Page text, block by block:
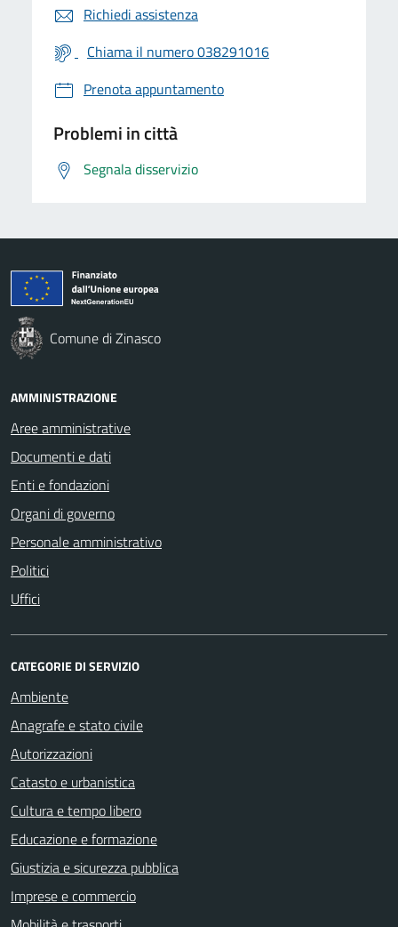
Richiedi assistenza
Chiama il numero 038291016
Prenota appuntamento
Problemi in città
Segnala disservizio
Comune di Zinasco
AMMINISTRAZIONE
Aree amministrative
Documenti e dati
Enti e fondazioni
Organi di governo
Personale amministrativo
Politici
Uffici
CATEGORIE DI SERVIZIO
Ambiente
Anagrafe e stato civile
Autorizzazioni
Catasto e urbanistica
Cultura e tempo libero
Educazione e formazione
Giustizia e sicurezza pubblica
Imprese e commercio